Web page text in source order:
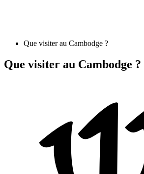
Que visiter au Cambodge ?
Que visiter au Cambodge ?